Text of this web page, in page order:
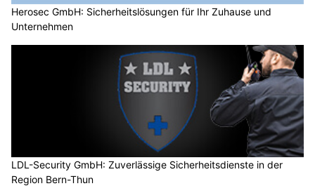
Herosec GmbH: Sicherheitslösungen für Ihr Zuhause und
Unternehmen
LDL-Security GmbH: Zuverlässige Sicherheitsdienste in der
Region Bern-Thun